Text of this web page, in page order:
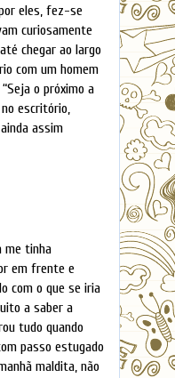
eles, fez-se
curiosamente
chegar ao largo
com um homem
o próximo a
escritório,
assim
me tinha
em frente e
com o que se iria
a saber a
tudo quando
passo estugado
maldita, não